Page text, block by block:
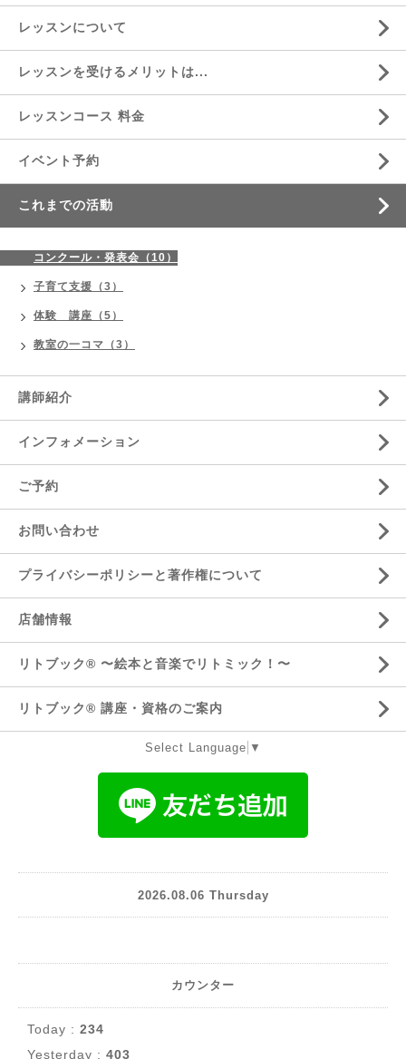
レッスンについて
レッスンを受けるメリットは...
レッスンコース 料金
イベント予約
これまでの活動
コンクール・発表会（10）
子育て支援（3）
体験 講座（5）
教室の一コマ（3）
講師紹介
インフォメーション
ご予約
お問い合わせ
プライバシーポリシーと著作権について
店舗情報
リトブック®️ 〜絵本と音楽でリトミック！〜
リトブック®️ 講座・資格のご案内
Select Language ▼
2026.08.06 Thursday
カウンター
Today : 234
Yesterday : 403